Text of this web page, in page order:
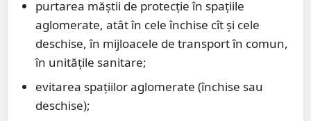
purtarea măștii de protecție în spațiile
aglomerate, atât în cele închise cît și cele
deschise, în mijloacele de transport în comun,
în unitățile sanitare;
evitarea spațiilor aglomerate (închise sau
deschise);